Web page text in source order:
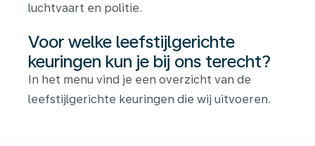
luchtvaart en politie.
Voor welke leefstijlgerichte
keuringen kun je bij ons terecht?
In het menu vind je een overzicht van de
leefstijlgerichte keuringen die wij uitvoeren.